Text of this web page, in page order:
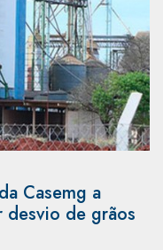
Casemg a
desvio de grãos